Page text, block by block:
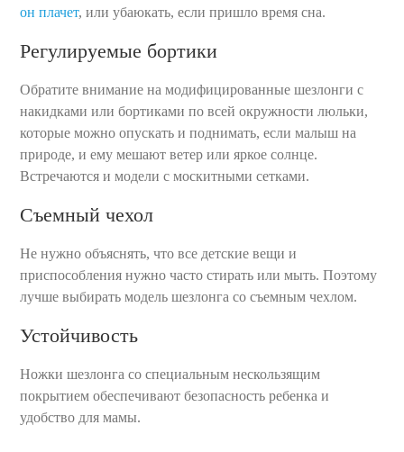
он плачет, или убаюкать, если пришло время сна.
Регулируемые бортики
Обратите внимание на модифицированные шезлонги с
накидками или бортиками по всей окружности люльки,
которые можно опускать и поднимать, если малыш на
природе, и ему мешают ветер или яркое солнце.
Встречаются и модели с москитными сетками.
Съемный чехол
Не нужно объяснять, что все детские вещи и
приспособления нужно часто стирать или мыть. Поэтому
лучше выбирать модель шезлонга со съемным чехлом.
Устойчивость
Ножки шезлонга со специальным нескользящим
покрытием обеспечивают безопасность ребенка и
удобство для мамы.